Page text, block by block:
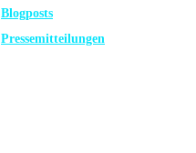
Blogposts
Presse­mitteilungen